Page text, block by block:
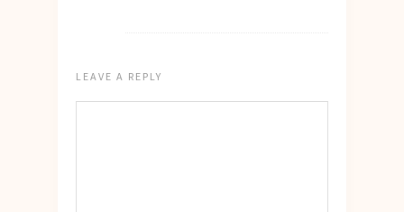
LEAVE A REPLY